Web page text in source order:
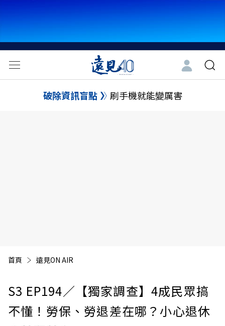
破除資訊盲點 刷手機就能變厲害
首頁 遠見ON AIR
S3 EP194／【獨家調查】4成民眾搞
不懂！勞保、勞退差在哪？小心退休